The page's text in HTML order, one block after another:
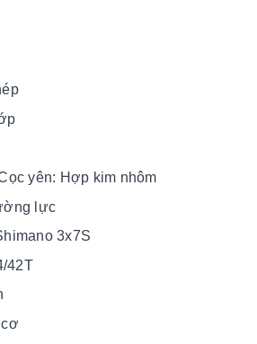
yên: Hợp kim nhôm
lực
3x7S
42T